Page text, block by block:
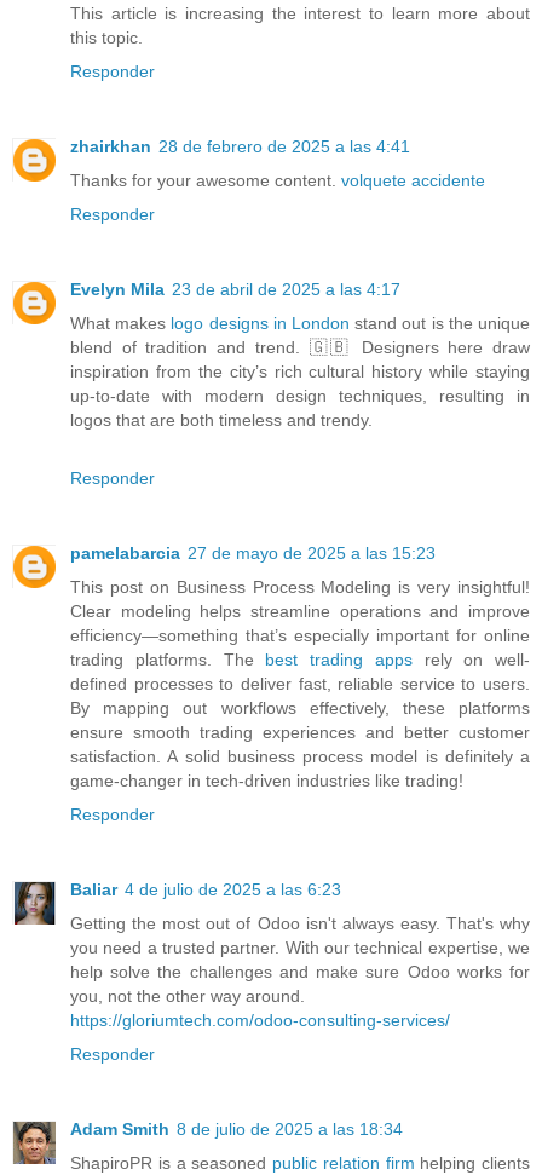
This article is increasing the interest to learn more about
this topic.
Responder
zhairkhan 28 de febrero de 2025 a las 4:41
Thanks for your awesome content. volquete accidente
Responder
Evelyn Mila 23 de abril de 2025 a las 4:17
What makes logo designs in London stand out is the unique
blend of tradition and trend. 🇬🇧 Designers here draw
inspiration from the city’s rich cultural history while staying
up-to-date with modern design techniques, resulting in
logos that are both timeless and trendy.
Responder
pamelabarcia 27 de mayo de 2025 a las 15:23
This post on Business Process Modeling is very insightful!
Clear modeling helps streamline operations and improve
efficiency—something that’s especially important for online
trading platforms. The best trading appsrely on well-
defined processes to deliver fast, reliable service to users.
By mapping out workflows effectively, these platforms
ensure smooth trading experiences and better customer
satisfaction. A solid business process model is definitely a
game-changer in tech-driven industries like trading!
Responder
Baliar 4 de julio de 2025 a las 6:23
Getting the most out of Odoo isn't always easy. That's why
you need a trusted partner. With our technical expertise, we
help solve the challenges and make sure Odoo works for
you, not the other way around.
https://gloriumtech.com/odoo-consulting-services/
Responder
Adam Smith 8 de julio de 2025 a las 18:34
ShapiroPR is a seasoned public relation firm helping clients